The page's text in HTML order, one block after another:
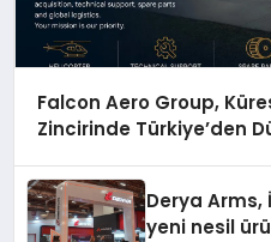
Falcon Aero Group,
Zincirinde Türkiye’den
Derya Arms,
yeni nesil